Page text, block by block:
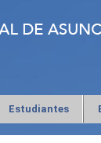
Estudiantes